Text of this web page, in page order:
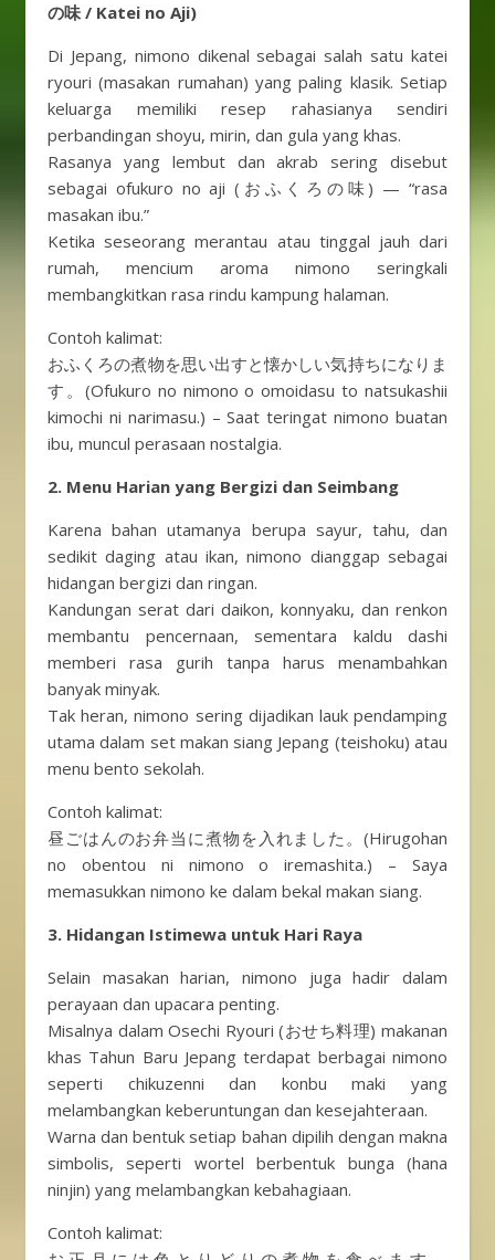
の味 / Katei no Aji)
Di Jepang, nimono dikenal sebagai salah satu katei
ryouri (masakan rumahan) yang paling klasik. Setiap
keluarga memiliki resep rahasianya sendiri
perbandingan shoyu, mirin, dan gula yang khas.
Rasanya yang lembut dan akrab sering disebut
sebagai ofukuro no aji (おふくろの味) — “rasa
masakan ibu.”
Ketika seseorang merantau atau tinggal jauh dari
rumah, mencium aroma nimono seringkali
membangkitkan rasa rindu kampung halaman.
Contoh kalimat:
おふくろの煮物を思い出すと懐かしい気持ちになりま
す。(Ofukuro no nimono o omoidasu to natsukashii
kimochi ni narimasu.) – Saat teringat nimono buatan
ibu, muncul perasaan nostalgia.
2. Menu Harian yang Bergizi dan Seimbang
Karena bahan utamanya berupa sayur, tahu, dan
sedikit daging atau ikan, nimono dianggap sebagai
hidangan bergizi dan ringan.
Kandungan serat dari daikon, konnyaku, dan renkon
membantu pencernaan, sementara kaldu dashi
memberi rasa gurih tanpa harus menambahkan
banyak minyak.
Tak heran, nimono sering dijadikan lauk pendamping
utama dalam set makan siang Jepang (teishoku) atau
menu bento sekolah.
Contoh kalimat:
昼ごはんのお弁当に煮物を入れました。(Hirugohan
no obentou ni nimono o iremashita.) – Saya
memasukkan nimono ke dalam bekal makan siang.
3. Hidangan Istimewa untuk Hari Raya
Selain masakan harian, nimono juga hadir dalam
perayaan dan upacara penting.
Misalnya dalam Osechi Ryouri (おせち料理) makanan
khas Tahun Baru Jepang terdapat berbagai nimono
seperti chikuzenni dan konbu maki yang
melambangkan keberuntungan dan kesejahteraan.
Warna dan bentuk setiap bahan dipilih dengan makna
simbolis, seperti wortel berbentuk bunga (hana
ninjin) yang melambangkan kebahagiaan.
Contoh kalimat: